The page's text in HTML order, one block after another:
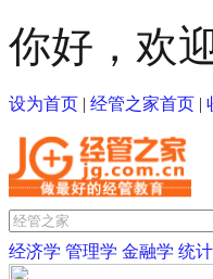
你好，欢
设为首页 | 经管之家首页 |
经济学 管理学 金融学 统